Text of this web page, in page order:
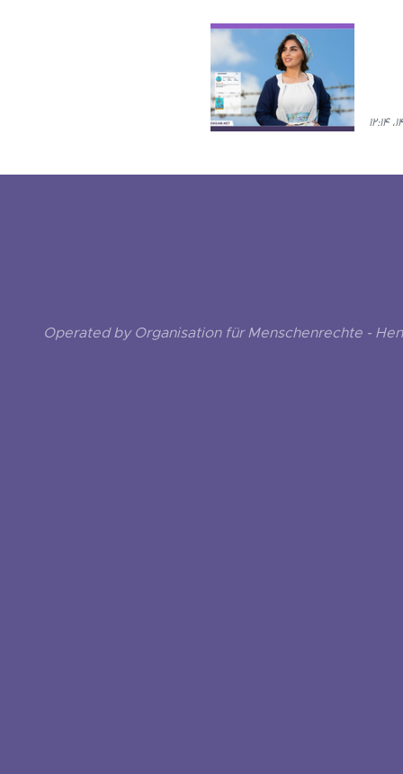
Operated by Organisation für Menschenrechte -